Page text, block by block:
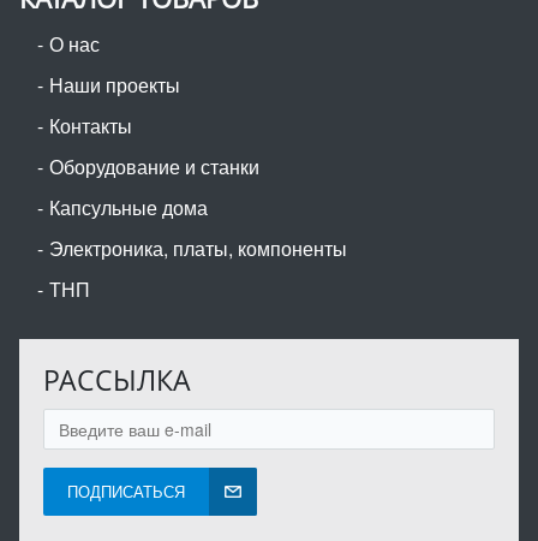
О нас
Наши проекты
Контакты
Оборудование и станки
Капсульные дома
Электроника, платы, компоненты
ТНП
РАССЫЛКА
ПОДПИСАТЬСЯ